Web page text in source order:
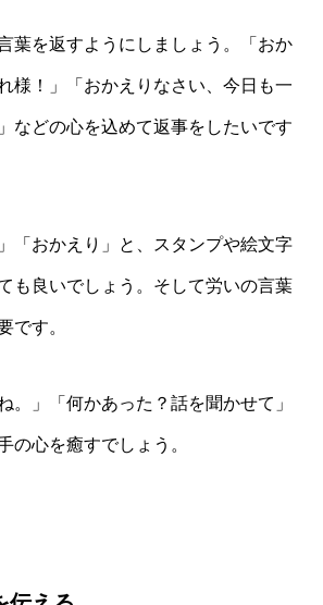
葉を返すようにしましょう。「おか
様！」「おかえりなさい、今日も一
などの心を込めて返事をしたいです
「おかえり」と、スタンプや絵文字
も良いでしょう。そして労いの言葉
です。
。」「何かあった？話を聞かせて」
の心を癒すでしょう。